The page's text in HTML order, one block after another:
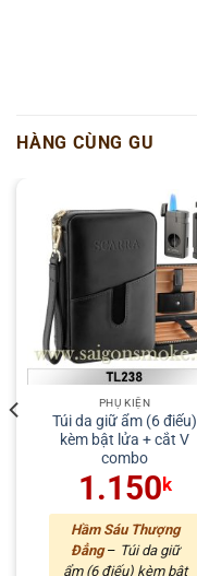
HÀNG CÙNG GU
PHỤ KIỆN
Túi da giữ ẩm (6 điếu)
kèm bật lửa + cắt V
combo
1.150 k
Hầm Sáu Thượng
Đẳng– Túi da giữ
ẩm (6 điếu) kèm bật